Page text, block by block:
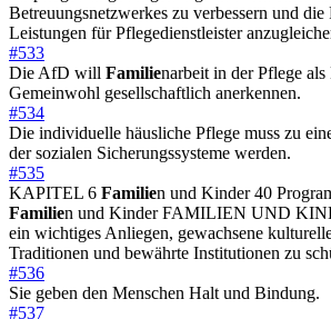
Betreuungsnetzwerkes zu verbessern und die
Leistungen für Pflegedienstleister
#533
Die AfD will Familienarbeit in der Pflege
Gemeinwohl gesellschaftlich anerkennen.
#534
Die individuelle häusliche Pflege muss zu
der sozialen Sicherungssysteme werden.
#535
KAPITEL 6 Familien und Kinder 40
Familien und Kinder FAMILIEN UND
ein wichtiges Anliegen, gewachsene
Traditionen und bewährte Institutionen zu
#536
Sie geben den Menschen Halt und Bindung.
#537